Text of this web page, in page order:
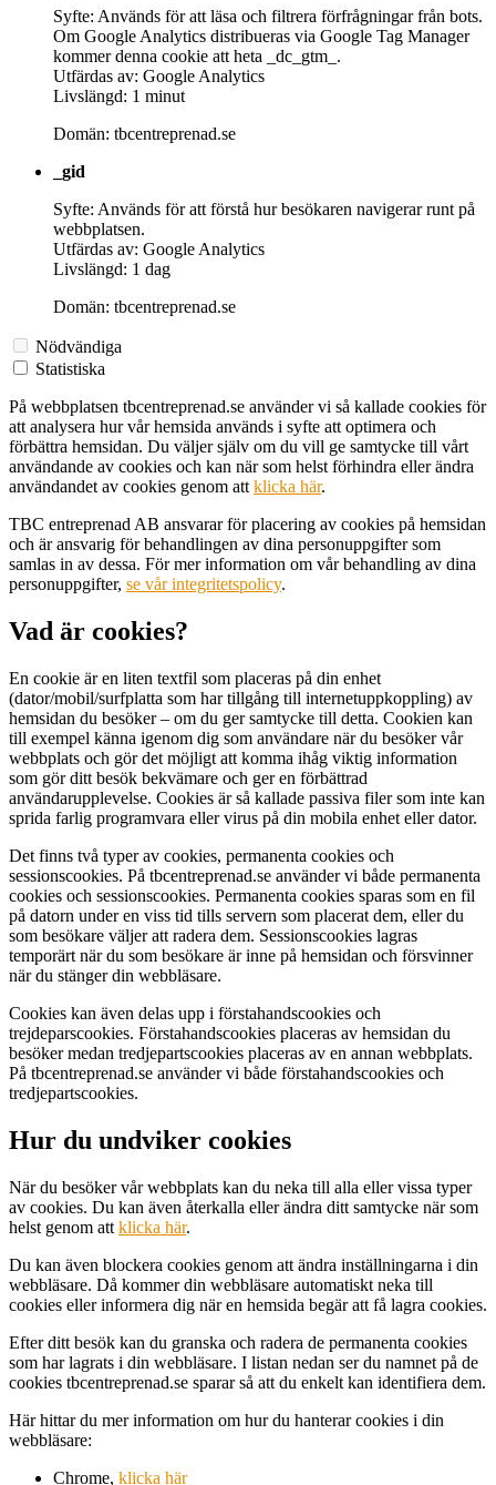
Syfte: Används för att läsa och filtrera förfrågningar från bots.
Om Google Analytics distribueras via Google Tag Manager
kommer denna cookie att heta _dc_gtm_.
Utfärdas av: Google Analytics
Livslängd: 1 minut
Domän: tbcentreprenad.se
_gid
Syfte: Används för att förstå hur besökaren navigerar runt på
webbplatsen.
Utfärdas av: Google Analytics
Livslängd: 1 dag
Domän: tbcentreprenad.se
Nödvändiga
Statistiska
På webbplatsen tbcentreprenad.se använder vi så kallade cookies för
att analysera hur vår hemsida används i syfte att optimera och
förbättra hemsidan. Du väljer själv om du vill ge samtycke till vårt
användande av cookies och kan när som helst förhindra eller ändra
användandet av cookies genom attklicka här.
TBC entreprenad AB ansvarar för placering av cookies på hemsidan
och är ansvarig för behandlingen av dina personuppgifter som
samlas in av dessa. För mer information om vår behandling av dina
personuppgifter, se vår integritetspolicy.
Vad är cookies?
En cookie är en liten textfil som placeras på din enhet
(dator/mobil/surfplatta som har tillgång till internetuppkoppling) av
hemsidan du besöker – om du ger samtycke till detta. Cookien kan
till exempel känna igenom dig som användare när du besöker vår
webbplats och gör det möjligt att komma ihåg viktig information
som gör ditt besök bekvämare och ger en förbättrad
användarupplevelse. Cookies är så kallade passiva filer som inte kan
sprida farlig programvara eller virus på din mobila enhet eller dator.
Det finns två typer av cookies, permanenta cookies och
sessionscookies. På tbcentreprenad.se använder vi både permanenta
cookies och sessionscookies. Permanenta cookies sparas som en fil
på datorn under en viss tid tills servern som placerat dem, eller du
som besökare väljer att radera dem. Sessionscookies lagras
temporärt när du som besökare är inne på hemsidan och försvinner
när du stänger din webbläsare.
Cookies kan även delas upp i förstahandscookies och
trejdeparscookies. Förstahandscookies placeras av hemsidan du
besöker medan tredjepartscookies placeras av en annan webbplats.
På tbcentreprenad.se använder vi både förstahandscookies och
tredjepartscookies.
Hur du undviker cookies
När du besöker vår webbplats kan du neka till alla eller vissa typer
av cookies. Du kan även återkalla eller ändra ditt samtycke när som
helst genom att klicka här.
Du kan även blockera cookies genom att ändra inställningarna i din
webbläsare. Då kommer din webbläsare automatiskt neka till
cookies eller informera dig när en hemsida begär att få lagra cookies.
Efter ditt besök kan du granska och radera de permanenta cookies
som har lagrats i din webbläsare. I listan nedan ser du namnet på de
cookies tbcentreprenad.se sparar så att du enkelt kan identifiera dem.
Här hittar du mer information om hur du hanterar cookies i din
webbläsare:
Chrome, klicka här